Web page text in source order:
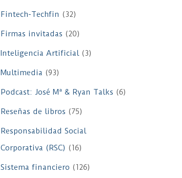
Fintech-Techfin (32)
Firmas invitadas (20)
Inteligencia Artificial(3)
Multimedia (93)
Podcast: José Mª & Ryan Talks (6)
Reseñas de libros (75)
Responsabilidad Social
Corporativa (RSC) (16)
Sistema financiero (126)